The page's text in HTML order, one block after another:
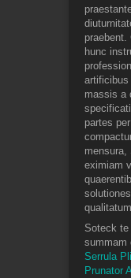
hunc
artificibus
massis a
partes
mensura,
eximiam
Soteck te
summam
Serrula
Prunator